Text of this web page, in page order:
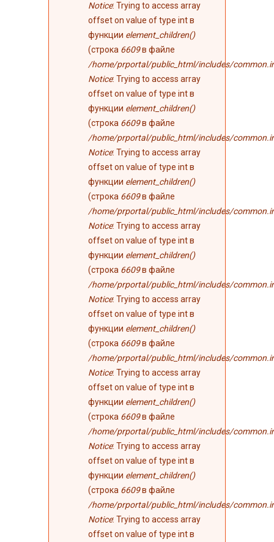
Notice: Trying to access array
offset on value of type int в
функции element_children()
(строка 6609в файле
/home/prportal/public_html/includes/
Notice: Trying to access array
offset on value of type int в
функции element_children()
(строка 6609в файле
/home/prportal/public_html/includes/
Notice: Trying to access array
offset on value of type int в
функции element_children()
(строка 6609в файле
/home/prportal/public_html/includes/
Notice: Trying to access array
offset on value of type int в
функции element_children()
(строка 6609в файле
/home/prportal/public_html/includes/
Notice: Trying to access array
offset on value of type int в
функции element_children()
(строка 6609в файле
/home/prportal/public_html/includes/
Notice: Trying to access array
offset on value of type int в
функции element_children()
(строка 6609в файле
/home/prportal/public_html/includes/
Notice: Trying to access array
offset on value of type int в
функции element_children()
(строка 6609в файле
/home/prportal/public_html/includes/
Notice: Trying to access array
offset on value of type int в